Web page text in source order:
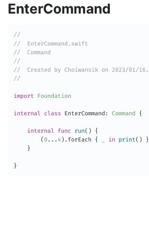
EnterCommand
//
//  EnterCommand.swift
//  Command
//
//  Created by Choiwansik on 2023/01/16.
//
import Foundation
internal class EnterCommand : Command {
internal func run( )
{
( 0. . . 4 ) . forEach { in print( )
}
}
}